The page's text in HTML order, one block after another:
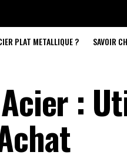
PLAT METALLIQUE ? SAVOIR
: